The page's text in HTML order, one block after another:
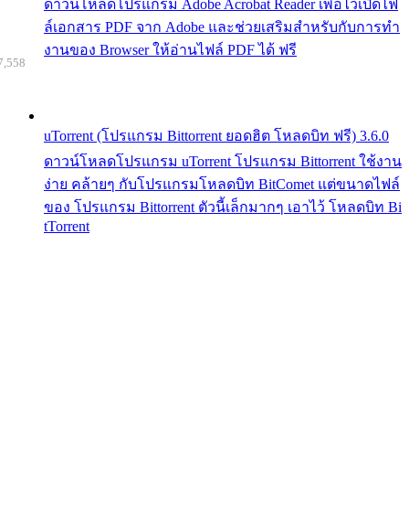
ดาวน์โหลดโปรแกรม Adobe Acrobat Reader เพื่อไว้เปิดไฟ
ล์เอกสาร PDF จาก Adobe และช่วยเสริมสำหรับกับการทำ
งานของ Browser ให้อ่านไฟล์ PDF ได้ ฟรี
uTorrent (โปรแกรม Bittorrent ยอดฮิต โหลดบิท ฟรี) 3.6.0
ดาวน์โหลดโปรแกรม uTorrent โปรแกรม Bittorrent ใช้งาน
ง่าย คล้ายๆ กับโปรแกรมโหลดบิท BitComet แต่ขนาดไฟล์
ของ โปรแกรม Bittorrent ตัวนี้เล็กมากๆ เอาไว้ โหลดบิท Bi
tTorrent